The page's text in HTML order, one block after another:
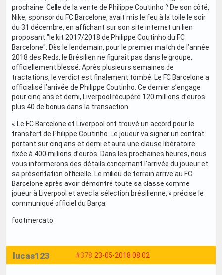
prochaine. Celle de la vente de Philippe Coutinho ? De son côté,
Nike, sponsor du FC Barcelone, avait mis le feu à la toile le soir
du 31 décembre, en affichant sur son site internet un lien
proposant "le kit 2017/2018 de Philippe Coutinho du FC
Barcelone". Dès le lendemain, pour le premier match de l’année
2018 des Reds, le Brésilien ne figurait pas dans le groupe,
officiellement blessé. Après plusieurs semaines de
tractations, le verdict est finalement tombé. Le FC Barcelone a
officialisé l’arrivée de Philippe Coutinho. Ce dernier s’engage
pour cinq ans et demi, Liverpool récupère 120 millions d’euros
plus 40 de bonus dans la transaction.
« Le FC Barcelone et Liverpool ont trouvé un accord pour le
transfert de Philippe Coutinho. Le joueur va signer un contrat
portant sur cinq ans et demi et aura une clause libératoire
fixée à 400 millions d’euros. Dans les prochaines heures, nous
vous informerons des détails concernant l’arrivée du joueur et
sa présentation officielle. Le milieu de terrain arrive au FC
Barcelone après avoir démontré toute sa classe comme
joueur à Liverpool et avec la sélection brésilienne, » précise le
communiqué officiel du Barça.
footmercato
#378 23-05-2018 08:02
lucas123